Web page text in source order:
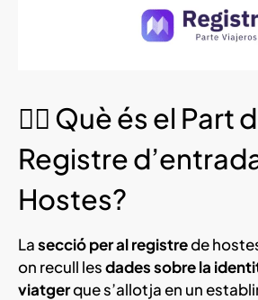
🧍‍♂️ Què és el Part
Registre
Hostes?
Lasecció per al registrede
on recull lesdades sobre la
viatgerque s’allotja en un